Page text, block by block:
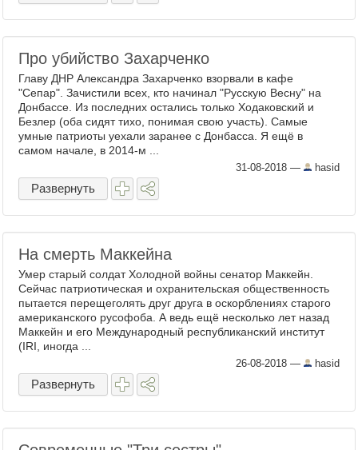
Про убийство Захарченко
Главу ДНР Александра Захарченко взорвали в кафе
"Сепар". Зачистили всех, кто начинал "Русскую Весну" на
Донбассе. Из последних остались только Ходаковский и
Безлер (оба сидят тихо, понимая свою участь). Самые
умные патриоты уехали заранее с Донбасса. Я ещё в
самом начале, в 2014-м ...
31-08-2018 — hasid
Развернуть
На смерть Маккейна
Умер старый солдат Холодной войны сенатор Маккейн.
Сейчас патриотическая и охранительская общественность
пытается перещеголять друг друга в оскорблениях старого
американского русофоба. А ведь ещё несколько лет назад
Маккейн и его Международный республиканский институт
(IRI, иногда ...
26-08-2018 — hasid
Развернуть